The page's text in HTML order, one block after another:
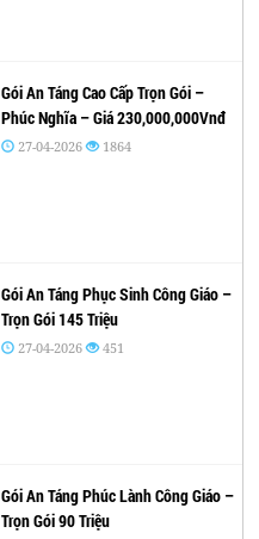
Gói An Táng Cao Cấp Trọn Gói –
Phúc Nghĩa – Giá 230,000,000Vnđ
27-04-2026 1864
Gói An Táng Phục Sinh Công Giáo –
Trọn Gói 145 Triệu
27-04-2026 451
Gói An Táng Phúc Lành Công Giáo –
Trọn Gói 90 Triệu